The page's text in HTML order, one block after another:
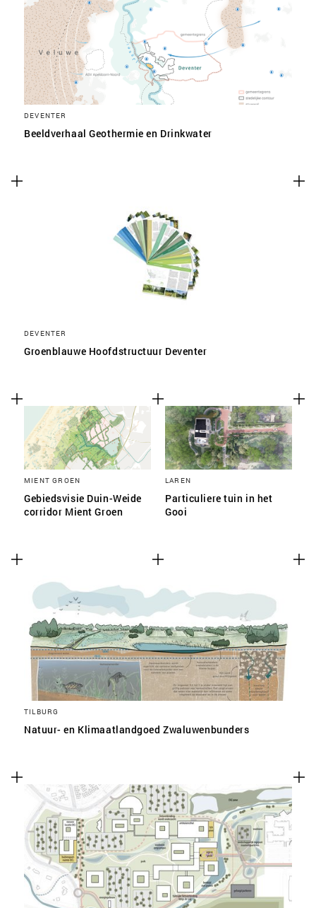
DEVENTER
Beeldverhaal Geothermie en Drinkwater
DEVENTER
Groenblauwe Hoofdstructuur Deventer
MIENT GROEN
Gebiedsvisie Duin-Weide
corridor Mient Groen
LAREN
Particuliere tuin in het
Gooi
TILBURG
Natuur- en Klimaatlandgoed Zwaluwenbunders
SLA VOORKEUREN OP